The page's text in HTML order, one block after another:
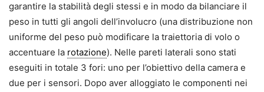
garantire la stabilità degli stessi e in modo da bilanciare il
peso in tutti gli angoli dell’involucro (una distribuzione non
uniforme del peso può modificare la traiettoria di volo o
accentuare la rotazione). Nelle pareti laterali sono stati
eseguiti in totale 3 fori: uno per l’obiettivo della camera e
due per i sensori. Dopo aver alloggiato le componenti nei